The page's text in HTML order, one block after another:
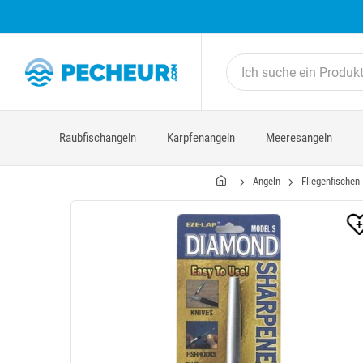
Raubfischangeln Karpfenangeln Meeresangeln
Angeln Fliegenfischen